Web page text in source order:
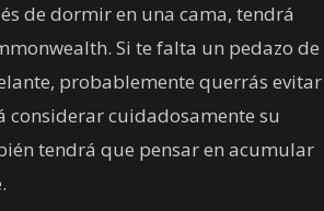
de dormir en una cama, tendrá
Si te falta un pedazo de
probablemente querrás evitar
considerar cuidadosamente su
tendrá que pensar en acumular